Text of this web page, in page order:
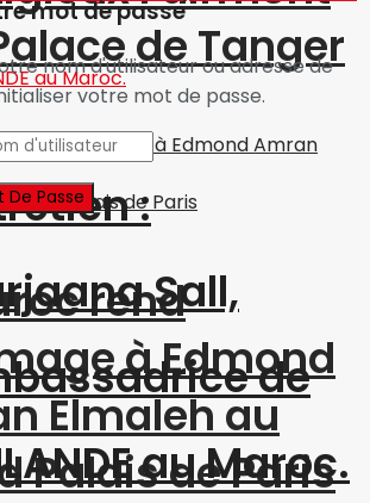
de Tanger
rend
à Edmond
Elmaleh au
Palais de Paris
:
Sall,
de
au Maroc.
mot de passe
nom d'utilisateur ou adresse de
votre mot de passe.